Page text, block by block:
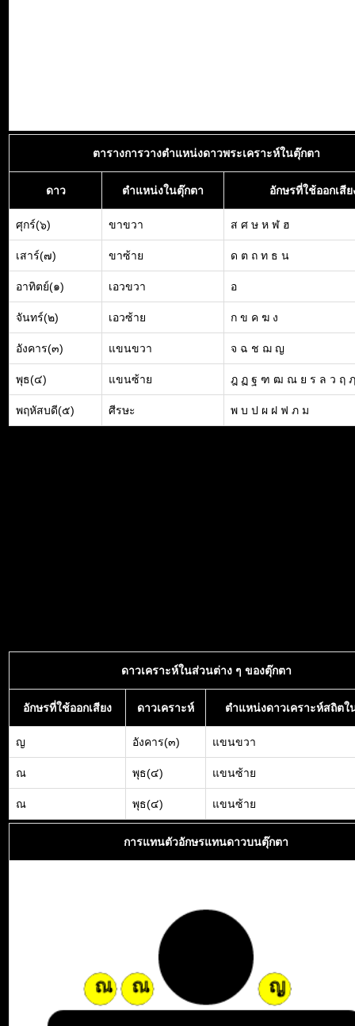
ตารางการวางตำแหน่งดาวพระเคราะห์ในตุ๊กตา
ดาว ตำแหน่งในตุ๊กตา อักษรที่ใช้ออกเสีย
ศุกร์(๖) ขาขวา ส ศ ษ ห ฬ ฮ
เสาร์(๗) ขาซ้าย ด ต ถ ท ธ น
อาทิตย์(๑) เอวขวา อ
จันทร์(๒) เอวซ้าย ก ข ค ฆ ง
อังคาร(๓) แขนขวา จ ฉ ช ฌ ญ
พุธ(๔) แขนซ้าย ฎ ฏ ฐ ฑ ฒ ณ ย ร ล ว ฤ ฦ
พฤหัสบดี(๕) ศีรษะ พ บ ป ผ ฝ ฟ ภ ม
ดาวเคราะห์ในส่วนต่าง ๆ ของตุ๊กตา
อักษรที่ใช้ออกเสียง ดาวเคราะห์ ตำแหน่งดาวเคราะห์สถิตใ
ญ อังคาร(๓) แขนขวา
ณ พุธ(๔) แขนซ้าย
ณ พุธ(๔) แขนซ้าย
การแทนตัวอักษรแทนดาวบนตุ๊กตา